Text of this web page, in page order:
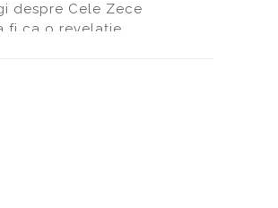
despre Cele Zece
fi ca o revelație.